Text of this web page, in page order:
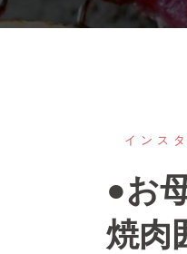
インス
●お
焼肉